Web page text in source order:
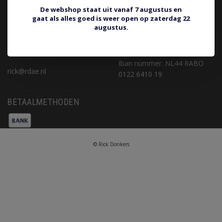
Privacy Policy
Betaalmethoden
Sitemap
rick@rdae.nl
rick@rdae.nl
KvK nummer: 16067342
Iban nummer: NL44 RABO
0122 6410 19
BETAALMETHODEN
© Rick Donkers
De webshop staat uit vanaf 7 augustus en
gaat als alles goed is weer open op zaterdag 22
augustus.